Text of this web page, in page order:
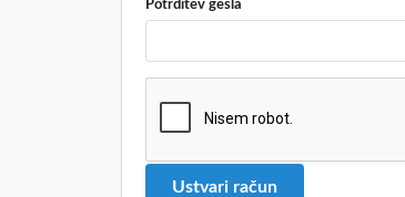
Potrditev gesla
Ustvari račun